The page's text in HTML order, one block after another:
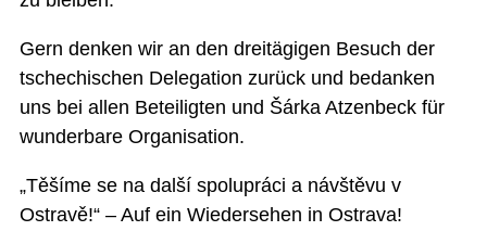
Gern denken wir an den dreitägigen Besuch der
tschechischen Delegation zurück und bedanken
uns bei allen Beteiligten und Šárka Atzenbeck für
wunderbare Organisation.
„Těšíme se na další spolupráci a návštěvu v
Ostravě!“ – Auf ein Wiedersehen in Ostrava!